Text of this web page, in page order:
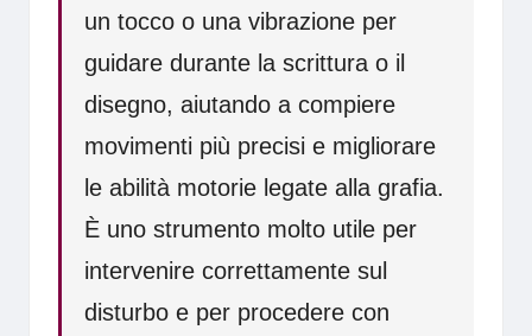
un tocco o una vibrazione per
guidare durante la scrittura o il
disegno, aiutando a compiere
movimenti più precisi e migliorare
le abilità motorie legate alla grafia.
È uno strumento molto utile per
intervenire correttamente sul
disturbo e per procedere con